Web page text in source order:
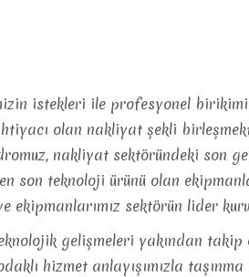
istekleri ile profesyonel
olan nakliyat şekli
nakliyat sektöründeki son
en son teknoloji ürünü olan
sektörün lider
gelişmeleri yakından takip
hizmet anlayışımızla